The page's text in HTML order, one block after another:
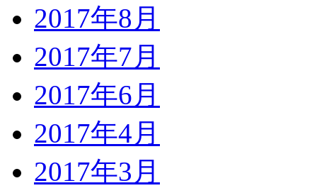
2017年8月
2017年7月
2017年6月
2017年4月
2017年3月